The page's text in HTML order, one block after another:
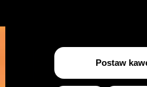
Postaw